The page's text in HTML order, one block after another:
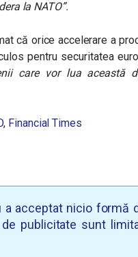
la NATO”.
că orice accelerare a
pentru securitatea
care vor lua această
, Financial Times
a acceptat nicio formă
publicitate sunt